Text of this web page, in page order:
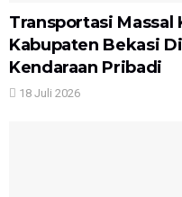
Transportasi
Kabupaten Bekasi
Kendaraan Pribadi
18 Juli 2026